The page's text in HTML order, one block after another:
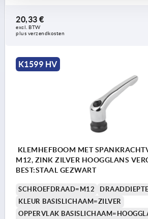
20,33 €
excl. BTW
plus verzendkosten
K1599 HV
KLEMHEFBOOM MET
M12, ZINK ZILVER HOOGGLANS
BEST:STAAL GEZWART
SCHROEFDRAAD=M12
KLEUR BASISLICHAAM=ZILVER
OPPERVLAK